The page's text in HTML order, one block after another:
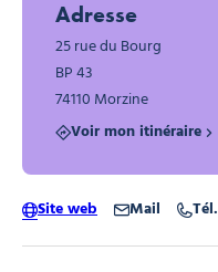
Adresse
25 rue du Bourg
BP 43
74110 Morzine
Voir mon itinéraire
Site web Mail Tél.